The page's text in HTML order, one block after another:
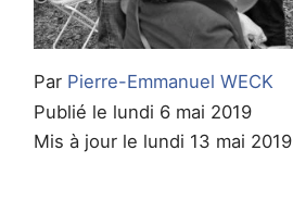
Par Pierre-Emmanuel WECK
Publié le lundi 6 mai 2019
Mis à jour le lundi 13 mai 2019